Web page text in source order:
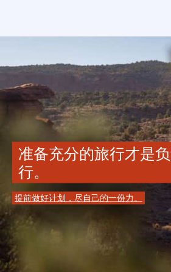
准备充分的旅行才是
行。
提前做好计划，尽自己的一份力。